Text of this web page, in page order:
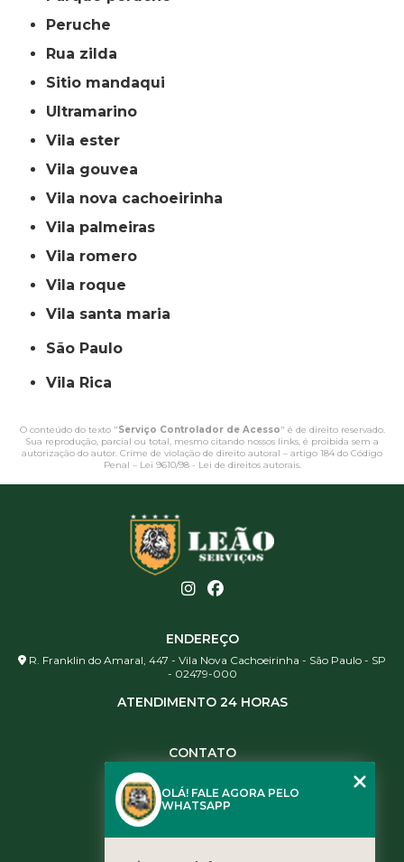
peruche
rua zilda
sitio mandaqui
ultramarino
vila ester
vila gouvea
vila nova cachoeirinha
vila palmeiras
vila romero
vila roque
vila santa maria
São Paulo
Vila Rica
O conteúdo do texto "Serviço Controlador de Acesso" é de direito reservado.
Sua reprodução, parcial ou total, mesmo citando nossos links, é proibida sem a
autorização do autor. Crime de violação de direito autoral – artigo 184 do Código
Penal – Lei 9610/98 - Lei de direitos autorais.
ENDEREÇO
R. Franklin do Amaral, 447 - Vila Nova Cachoeirinha - São Paulo - SP
- 02479-000
ATENDIMENTO 24 HORAS
CONTATO
(11) 3461-5871
contato@leaoservicos.com.br
OLÁ! FALE AGORA PELO
WHATSAPP